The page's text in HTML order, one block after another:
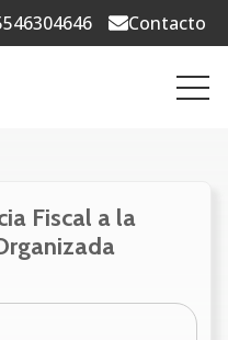
Contacto
Fiscal a la